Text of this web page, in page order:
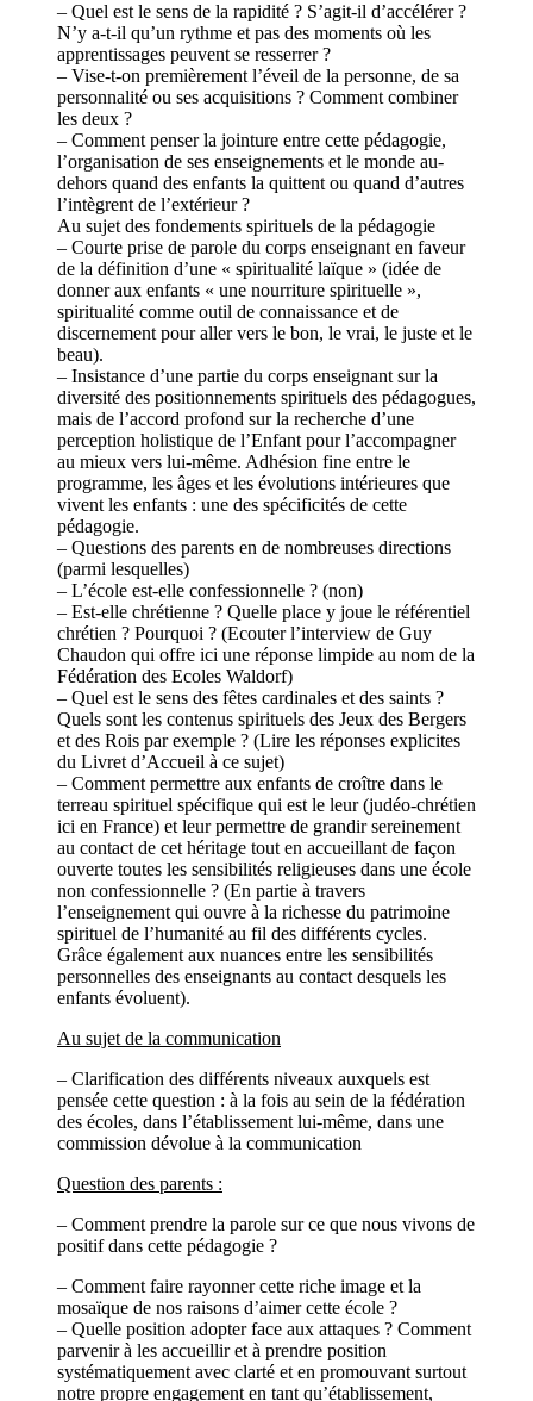
– Quel est le sens de la rapidité ? S’agit-il d’accélérer ?
N’y a-t-il qu’un rythme et pas des moments où les
apprentissages peuvent se resserrer ?
– Vise-t-on premièrement l’éveil de la personne, de sa
personnalité ou ses acquisitions ? Comment combiner
les deux ?
– Comment penser la jointure entre cette pédagogie,
l’organisation de ses enseignements et le monde au-
dehors quand des enfants la quittent ou quand d’autres
l’intègrent de l’extérieur ?
Au sujet des fondements spirituels de la pédagogie
– Courte prise de parole du corps enseignant en faveur
de la définition d’une « spiritualité laïque » (idée de
donner aux enfants « une nourriture spirituelle »,
spiritualité comme outil de connaissance et de
discernement pour aller vers le bon, le vrai, le juste et le
beau).
– Insistance d’une partie du corps enseignant sur la
diversité des positionnements spirituels des pédagogues,
mais de l’accord profond sur la recherche d’une
perception holistique de l’Enfant pour l’accompagner
au mieux vers lui-même. Adhésion fine entre le
programme, les âges et les évolutions intérieures que
vivent les enfants : une des spécificités de cette
pédagogie.
– Questions des parents en de nombreuses directions
(parmi lesquelles)
– L’école est-elle confessionnelle ? (non)
– Est-elle chrétienne ? Quelle place y joue le référentiel
chrétien ? Pourquoi ? (Ecouter l’interview de Guy
Chaudon qui offre ici une réponse limpide au nom de la
Fédération des Ecoles Waldorf)
– Quel est le sens des fêtes cardinales et des saints ?
Quels sont les contenus spirituels des Jeux des Bergers
et des Rois par exemple ? (Lire les réponses explicites
du Livret d’Accueil à ce sujet)
– Comment permettre aux enfants de croître dans le
terreau spirituel spécifique qui est le leur (judéo-chrétien
ici en France) et leur permettre de grandir sereinement
au contact de cet héritage tout en accueillant de façon
ouverte toutes les sensibilités religieuses dans une école
non confessionnelle ? (En partie à travers
l’enseignement qui ouvre à la richesse du patrimoine
spirituel de l’humanité au fil des différents cycles.
Grâce également aux nuances entre les sensibilités
personnelles des enseignants au contact desquels les
enfants évoluent).
Au sujet de la communication
– Clarification des différents niveaux auxquels est
pensée cette question : à la fois au sein de la fédération
des écoles, dans l’établissement lui-même, dans une
commission dévolue à la communication
Question des parents :
– Comment prendre la parole sur ce que nous vivons de
positif dans cette pédagogie ?
– Comment faire rayonner cette riche image et la
mosaïque de nos raisons d’aimer cette école ?
– Quelle position adopter face aux attaques ? Comment
parvenir à les accueillir et à prendre position
systématiquement avec clarté et en promouvant surtout
notre propre engagement en tant qu’établissement,